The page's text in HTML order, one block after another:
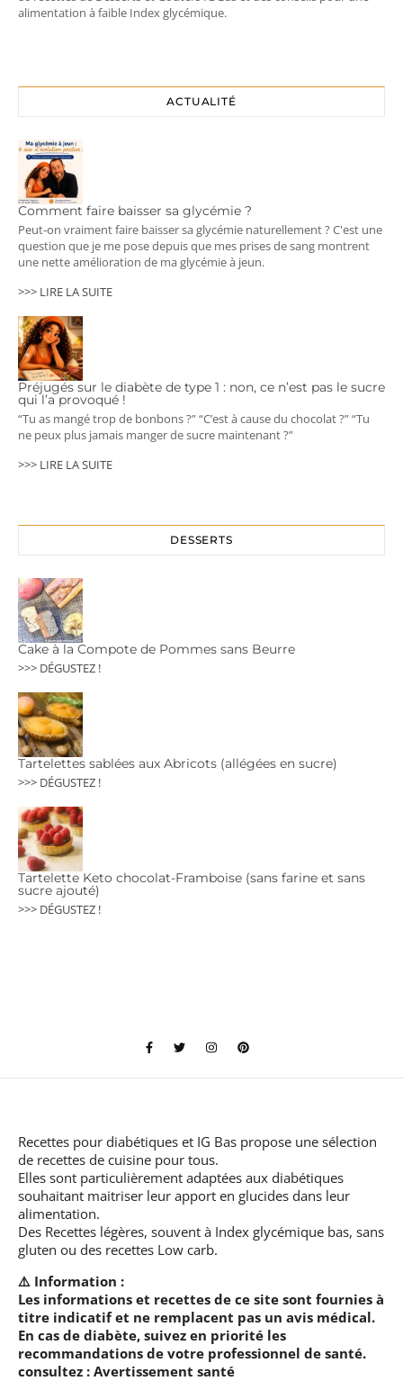
alimentation à faible Index glycémique.
ACTUALITÉ
Comment faire baisser sa glycémie ?
Peut-on vraiment faire baisser sa glycémie naturellement ? C'est une
question que je me pose depuis que mes prises de sang montrent
une nette amélioration de ma glycémie à jeun.
>>> LIRE LA SUITE
Préjugés sur le diabète de type 1 : non, ce n’est pas le sucre
qui l’a provoqué !
“Tu as mangé trop de bonbons ?” “C’est à cause du chocolat ?” “Tu
ne peux plus jamais manger de sucre maintenant ?”
>>> LIRE LA SUITE
DESSERTS
Cake à la Compote de Pommes sans Beurre
>>> DÉGUSTEZ !
Tartelettes sablées aux Abricots (allégées en sucre)
>>> DÉGUSTEZ !
Tartelette Keto chocolat-Framboise (sans farine et sans
sucre ajouté)
>>> DÉGUSTEZ !
Recettes pour diabétiques et IG Bas propose une sélection
de recettes de cuisine pour tous.
Elles sont particulièrement adaptées aux diabétiques
souhaitant maitriser leur apport en glucides dans leur
alimentation.
Des Recettes légères, souvent à Index glycémique bas, sans
gluten ou des recettes Low carb.
⚠️ Information :
Les informations et recettes de ce site sont fournies à
titre indicatif et ne remplacent pas un avis médical.
En cas de diabète, suivez en priorité les
recommandations de votre professionnel de santé.
consultez : Avertissement santé